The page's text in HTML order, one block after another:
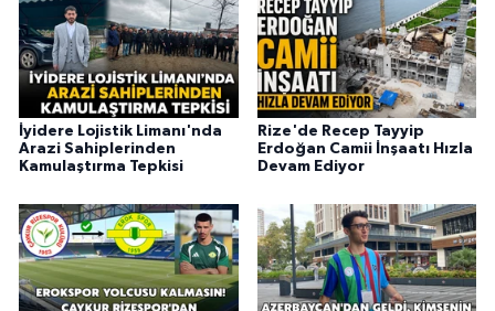
İyidere Lojistik Limanı'nda
Arazi Sahiplerinden
Kamulaştırma Tepkisi
Rize'de Recep Tayyip
Erdoğan Camii İnşaatı Hızla
Devam Ediyor